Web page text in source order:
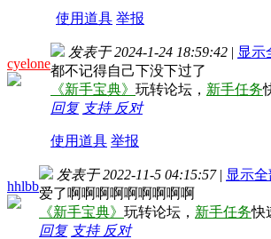
使用道具 举报
cyelone
发表于 2024-1-24 18:59:42 | 显示
都不记得自己下没下过了
《新手宝典》 玩转论坛， 新手任务
回复 支持 反对
使用道具 举报
hhlbb
发表于 2022-11-5 04:15:57 | 显示
爱了啊啊啊啊啊啊啊啊啊
《新手宝典》 玩转论坛， 新手任务快
回复 支持 反对